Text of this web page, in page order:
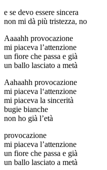
e se devo essere sincera
non mi dà più tristezza, no
Aaaahh provocazione
mi piaceva l’attenzione
un fiore che passa e già
un ballo lasciato a metà
Aahaahh provocazione
mi piaceva l‘attenzione
mi piaceva la sincerità
bugie bianche
non ho già l’età
provocazione
mi piaceva l’attenzione
un fiore che passa e già
un ballo lasciato a metà